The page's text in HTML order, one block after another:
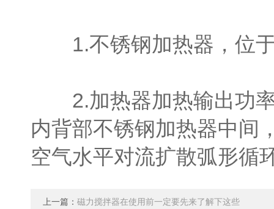
1.不锈钢加热器，位于
2.加热器加热输出功率
内背部不锈钢加热器中间
空气水平对流扩散弧形循
上一篇： 磁力搅拌器在使用前一定要先来了解下这些